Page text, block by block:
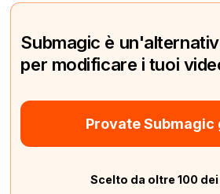
Submagic è
per modificare i tuoi
Provate
Scelto da oltre 100